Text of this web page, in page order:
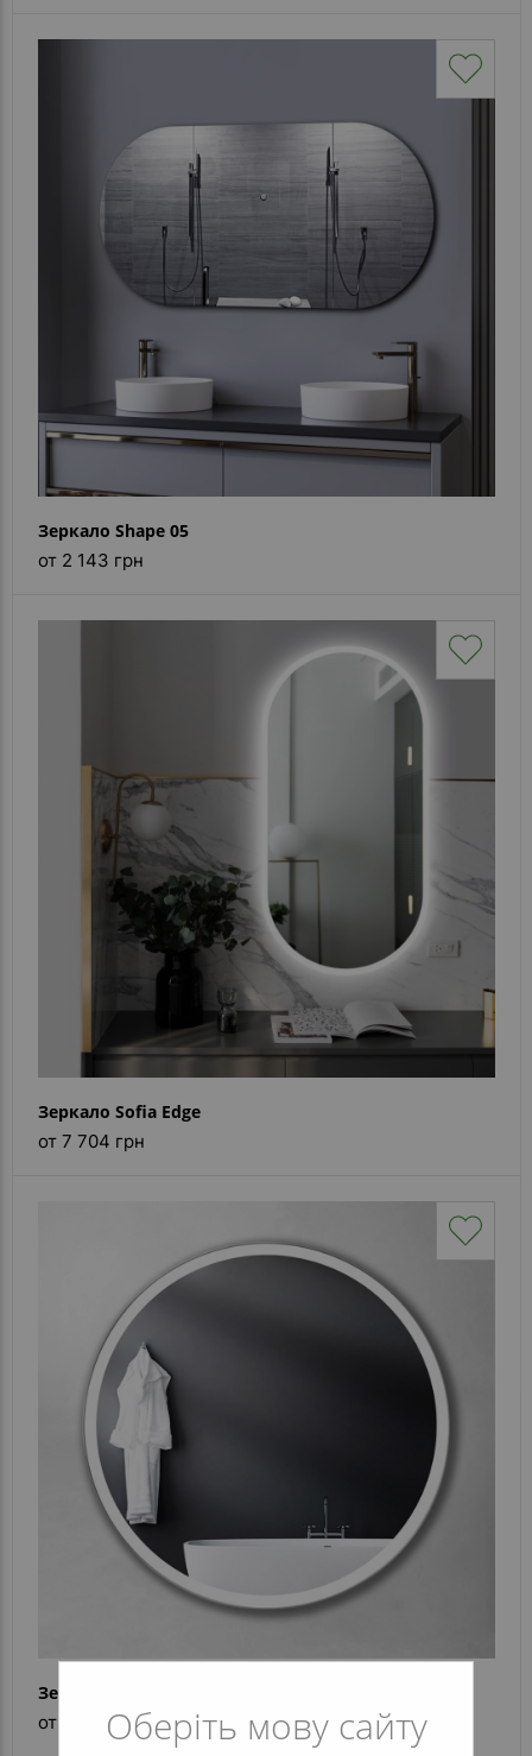
Оберіть мову сайту
Зеркало Shape 05
от 2 143 грн
Зеркало Sofia Edge
от 7 704 грн
Зеркало Carlotta Inox
от 14 662 грн